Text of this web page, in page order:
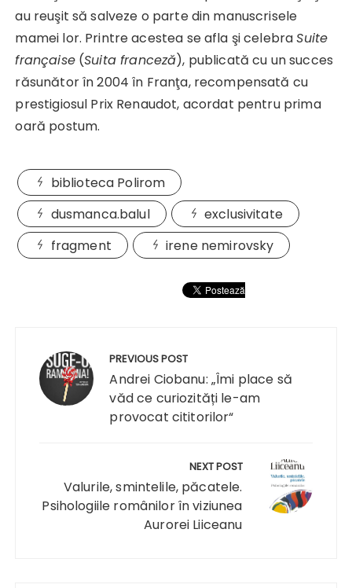
au reuşit să salveze o parte din manuscrisele
mamei lor. Printre acestea se afla şi celebraSuite
française(Suita franceză), publicată cu un succes
răsunător în 2004 în Franţa, recompensată cu
prestigiosul Prix Renaudot, acordat pentru prima
oară postum.
biblioteca Polirom
dusmanca.balul
exclusivitate
fragment
irene nemirovsky
articole
PREVIOUS POST
Andrei Ciobanu: „Îmi place să
văd ce curiozități le-am
provocat cititorilor“
NEXT POST
Valurile, smintelile, păcatele.
Psihologiile românilor în viziunea
Aurorei Liiceanu